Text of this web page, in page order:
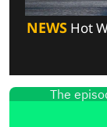
NEWS Hot